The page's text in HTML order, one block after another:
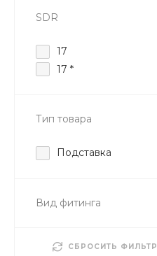
SDR
17
17 *
Тип товара
Подставка
Вид фитинга
СБРОСИТЬ ФИЛЬТР